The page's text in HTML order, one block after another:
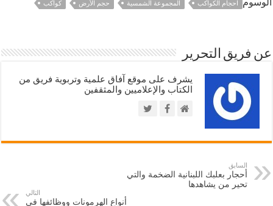
الوسوم احجام الكواكب المجموعة الشمسية حجم الأرض كواكب
عن فريق التحرير
يشرف على موقع آفاق علمية وتربوية فريق من
الكتاب والإعلاميين والمثقفين
السابق
أحجار بعلبك اللبنانية الضخمة والتي
تحير من يشاهدها
التالي
أنواع الهرمونات ووظائفها في